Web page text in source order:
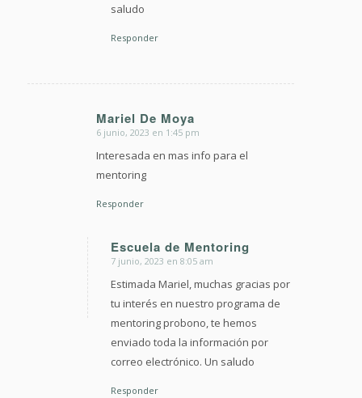
saludo
Responder
Mariel De Moya
Dice:
6 junio, 2023 en 1:45 pm
Interesada en mas info para el
mentoring
Responder
Escuela de Mentoring
Dice:
7 junio, 2023 en 8:05 am
Estimada Mariel, muchas gracias por
tu interés en nuestro programa de
mentoring probono, te hemos
enviado toda la información por
correo electrónico. Un saludo
Responder